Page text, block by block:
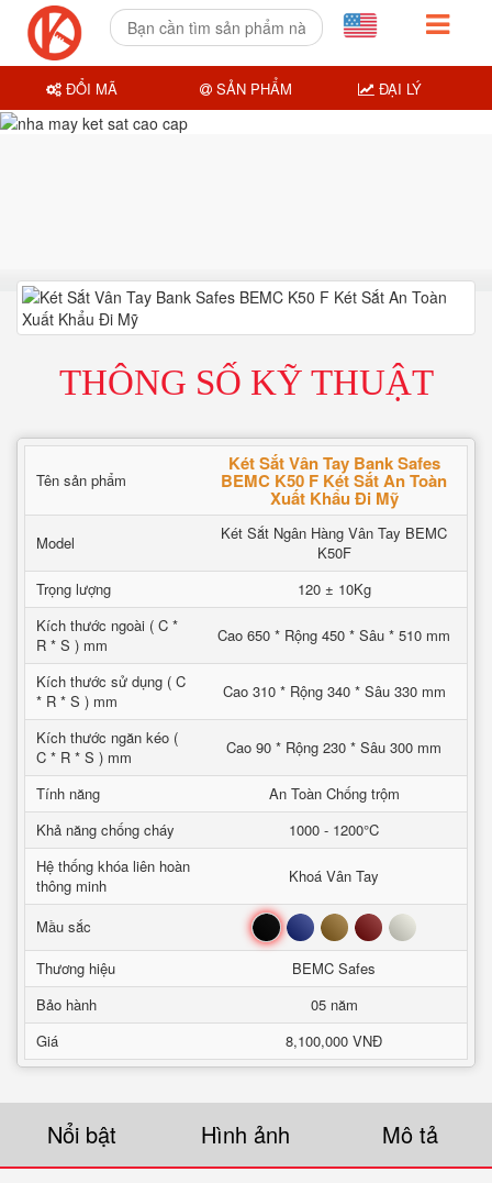
THÔNG SỐ KỸ THUẬT
Tên sản phẩm
Két Sắt Vân Tay Bank Safes
BEMC K50 F Két Sắt An Toàn
Xuất Khẩu Đi Mỹ
Model
Két Sắt Ngân Hàng Vân Tay BEMC
K50F
Trọng lượng
120 ± 10Kg
Kích thước ngoài ( C *
R * S ) mm
Cao 650 * Rộng 450 * Sâu * 510 mm
Kích thước sử dụng ( C
* R * S ) mm
Cao 310 * Rộng 340 * Sâu 330 mm
Kích thước ngăn kéo (
C * R * S ) mm
Cao 90 * Rộng 230 * Sâu 300 mm
Tính năng
An Toàn Chống trộm
Khả năng chống cháy
1000 - 1200°C
Hệ thống khóa liên hoàn
thông minh
Khoá Vân Tay
Mầu sắc Đen Xanh Nâu Đỏ Trắng
Thương hiệu
BEMC Safes
Bảo hành
05 năm
Giá
8,100,000 VNĐ
Nổi bật Hình ảnh Mô tả
ĐỔI MÃ SẢN PHẨM ĐẠI LÝ